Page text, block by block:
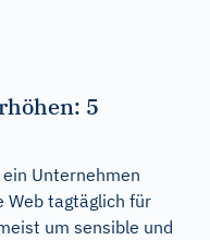
5
Unternehmen
Web tagtäglich für
um sensible und